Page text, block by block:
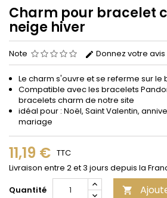
Charm pour bracelet
neige hiver
Note Donnez votre avis
Le charm s'ouvre et se referme sur le
Compatible avec les bracelets
bracelets charm de notre site
idéal pour : Noël, Saint Valentin,
mariage
11,19 € TTC
Livraison entre 2 et 3 jours depuis la
Quantité
